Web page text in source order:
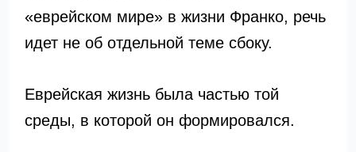
«еврейском мире» в жизни Франко, речь
идет не об отдельной теме сбоку.
Еврейская жизнь была частью той
среды, в которой он формировался.